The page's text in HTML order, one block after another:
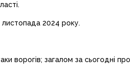
2024 року.
ворогів; загалом за сьогодні